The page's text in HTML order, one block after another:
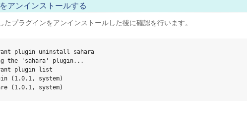
アンインストールする
たプラグインをアンインストールした後に確認を行います。
plugin uninstall sahara
the 'sahara' plugin...
plugin list
(1.0.1, system)
(1.0.1, system)